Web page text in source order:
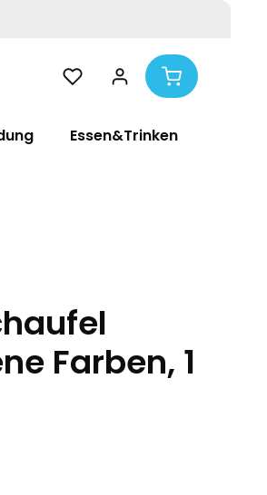
Essen&Trinken
Farben, 1